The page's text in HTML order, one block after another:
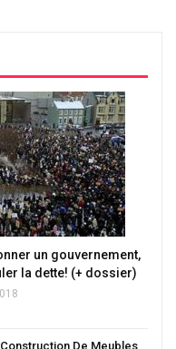
un gouvernement,
la dette! (+ dossier)
De Meubles